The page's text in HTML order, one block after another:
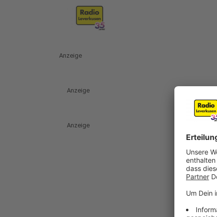
Anzeige
Anzeige
Anzeige